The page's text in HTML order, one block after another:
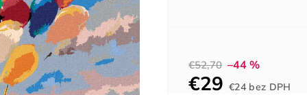
€52,70 –44 %
€29 €24 bez DPH